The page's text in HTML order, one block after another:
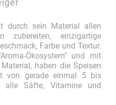
durch sein Material allen
einzigartige
Farbe und Textur.
Ökosystem" und mit
haben die Speisen
von gerade einmal 5 bis
alle Säfte, Vitamine und